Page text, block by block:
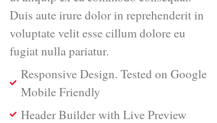
Duis aute irure dolor in reprehenderit in
voluptate velit esse cillum dolore eu
fugiat nulla pariatur.
Responsive Design. Tested on Google
Mobile Friendly
Header Builder with Live Preview